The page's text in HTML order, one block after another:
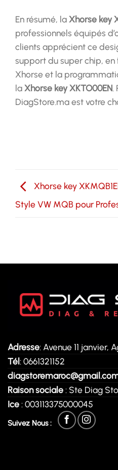
En résumé, laXhorse key
professionnels équipés
clients apprécient ce
support du super chip,
Xhorse et la
laXhorse key XKTO00EN.
DiagStore.ma est votre
Xhorse key
Style VW MQB pour
Adresse: Avenue 11 janvier,
Tél: 0661321152
Raison sociale: Ste Diag
Ice: 003113375000045
Suivez Nous :